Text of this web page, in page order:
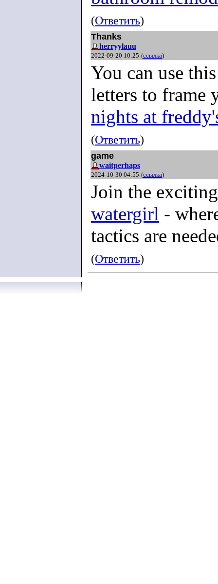
(Ответить)
Thanks
herryylauu
2022-09-20 10:25 (ссылка)
You can use
letters to frame
nights at
(Ответить)
game
waitperhaps
2024-10-30 04:55 (ссылка)
Join the
watergirl -
tactics are
(Ответить)